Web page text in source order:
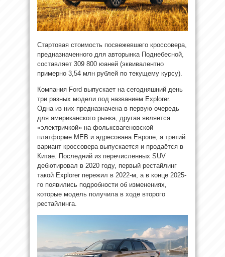
Стартовая стоимость посвежевшего кроссовера,
предназначенного для авторынка Поднебесной,
составляет 309 800 юаней (эквивалентно
примерно 3,54 млн рублей по текущему курсу).
Компания Ford выпускает на сегодняшний день
три разных модели под названием Explorer.
Одна из них предназначена в первую очередь
для американского рынка, другая является
«электричкой» на фольксвагеновской
платформе MEB и адресована Европе, а третий
вариант кроссовера выпускается и продаётся в
Китае. Последний из перечисленных SUV
дебютировал в 2020 году, первый рестайлинг
такой Explorer пережил в 2022-м, а в конце 2025-
го появились подробности об изменениях,
которые модель получила в ходе второго
рестайлинга.